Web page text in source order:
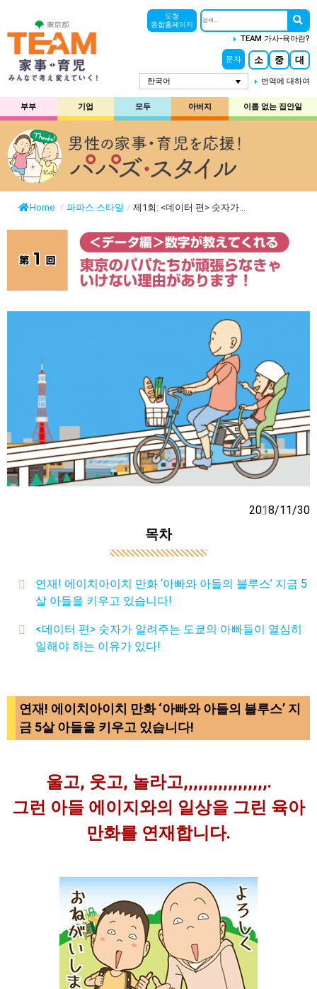
도청
종합홈페이지
TEAM 가사-육아란?
문자 소 중 대
한국어 번역에 대하여
부부 기업 모두 아버지 이름 없는 집안일
Home / 파파스 스타일 / 제1회: <데이터 편> 숫자가...
2018/11/30
목차
연재! 에이치아이치 만화 ‘아빠와 아들의 블루스’ 지금 5
살 아들을 키우고 있습니다!
<데이터 편> 숫자가 알려주는 도쿄의 아빠들이 열심히
일해야 하는 이유가 있다!
연재! 에이치아이치 만화 ‘아빠와 아들의 블루스’ 지
금 5살 아들을 키우고 있습니다!
울고, 웃고, 놀라고,,,,,,,,,,,,,,,,,.
그런 아들 에이지와의 일상을 그린 육아
만화를 연재합니다.